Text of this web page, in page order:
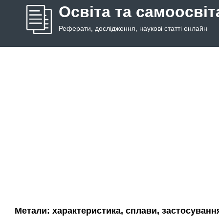
Освіта та
Реферати, дослідження, наукові статті онлайн
Метали: характеристика, сплави,